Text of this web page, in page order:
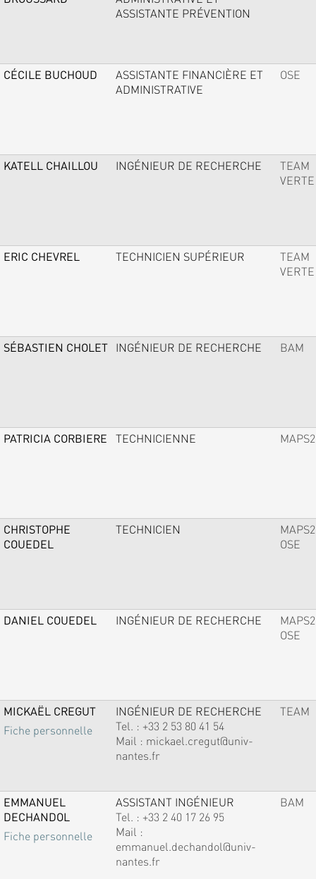
ASSISTANTE PRÉVENTION
CÉCILE BUCHOUD
ASSISTANTE FINANCIÈRE ET
ADMINISTRATIVE
OSE
KATELL CHAILLOU INGÉNIEUR DE RECHERCHE
TEAM
VERTE
ERIC CHEVREL TECHNICIEN SUPÉRIEUR
TEAM
VERTE
SÉBASTIEN CHOLET INGÉNIEUR DE RECHERCHE BAM
PATRICIA CORBIERE TECHNICIENNE MAPS2
CHRISTOPHE
COUEDEL
TECHNICIEN
MAPS2
OSE
DANIEL COUEDEL INGÉNIEUR DE RECHERCHE
MAPS2
OSE
MICKAËL CREGUT
Fiche personnelle
INGÉNIEUR DE RECHERCHE
Tel. : +33 2 53 80 41 54
Mail : mickael.cregut@univ-
nantes.fr
TEAM
EMMANUEL
DECHANDOL
Fiche personnelle
ASSISTANT INGÉNIEUR
Tel. : +33 2 40 17 26 95
Mail :
emmanuel.dechandol@univ-
nantes.fr
BAM